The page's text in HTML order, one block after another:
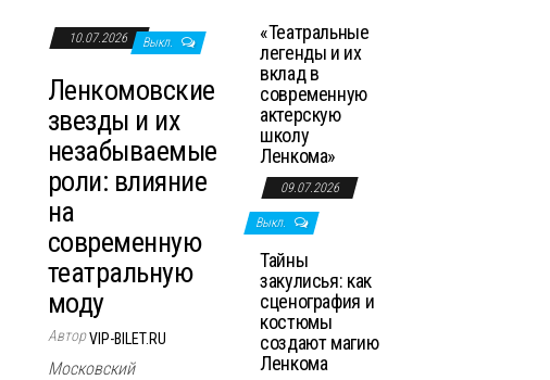
10.07.2026 Выкл.
Ленкомовские
звезды и их
незабываемые
роли: влияние
на
современную
театральную
моду
АвторVIP-BILET.RU
Московский
«Театральные
легенды и их
вклад в
современную
актерскую
школу
Ленкома»
09.07.2026
Выкл.
Тайны
закулисья: как
сценография и
костюмы
создают магию
Ленкома